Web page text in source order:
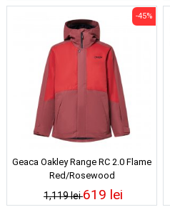
Geaca Oakley Range RC 2.0 Flame
Red/Rosewood
1,119 lei
-45%
619 lei